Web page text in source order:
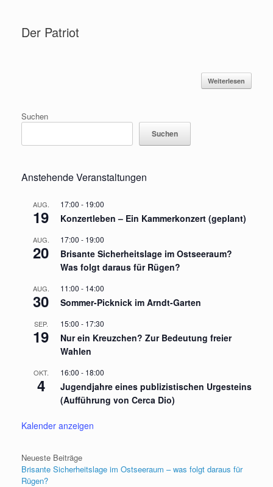
Der Patriot
Weiterlesen
Suchen
Suchen
Anstehende Veranstaltungen
AUG.
19
17:00 - 19:00
Konzertleben – Ein Kammerkonzert (geplant)
AUG.
20
17:00 - 19:00
Brisante Sicherheitslage im Ostseeraum?
Was folgt daraus für Rügen?
AUG.
30
11:00 - 14:00
Sommer-Picknick im Arndt-Garten
SEP.
19
15:00 - 17:30
Nur ein Kreuzchen? Zur Bedeutung freier
Wahlen
OKT.
4
16:00 - 18:00
Jugendjahre eines publizistischen Urgesteins
(Aufführung von Cerca Dio)
Kalender anzeigen
Neueste Beiträge
Brisante Sicherheitslage im Ostseeraum – was folgt daraus für
Rügen?